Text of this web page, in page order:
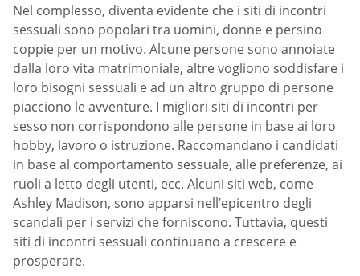
Nel complesso, diventa evidente che i siti di incontri
sessuali sono popolari tra uomini, donne e persino
coppie per un motivo. Alcune persone sono annoiate
dalla loro vita matrimoniale, altre vogliono soddisfare i
loro bisogni sessuali e ad un altro gruppo di persone
piacciono le avventure. I migliori siti di incontri per
sesso non corrispondono alle persone in base ai loro
hobby, lavoro o istruzione. Raccomandano i candidati
in base al comportamento sessuale, alle preferenze, ai
ruoli a letto degli utenti, ecc. Alcuni siti web, come
Ashley Madison, sono apparsi nell’epicentro degli
scandali per i servizi che forniscono. Tuttavia, questi
siti di incontri sessuali continuano a crescere e
prosperare.